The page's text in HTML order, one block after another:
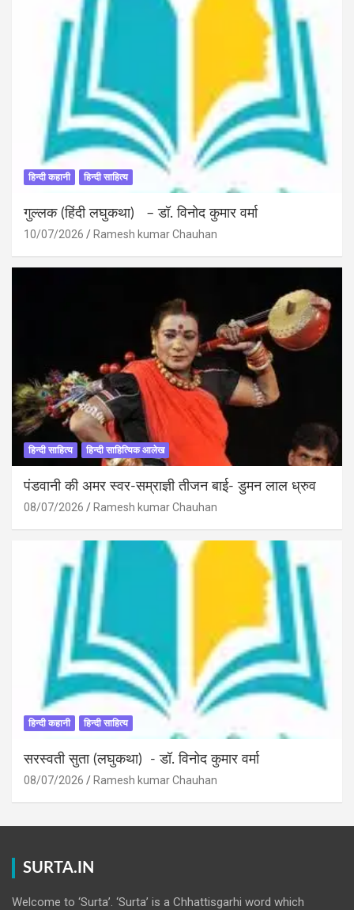
हिन्दी कहानी हिन्दी साहित्य
गुल्लक (हिंदी लघुकथा) – डॉ. विनोद कुमार वर्मा
10/07/2026 Ramesh kumar Chauhan
हिन्दी साहित्य हिन्दी साहित्यिक आलेख
पंडवानी की अमर स्वर-सम्राज्ञी तीजन बाई- डुमन लाल ध्रुव
08/07/2026 Ramesh kumar Chauhan
हिन्दी कहानी हिन्दी साहित्य
सरस्वती सुता (लघुकथा) ​- डॉ. विनोद कुमार वर्मा
08/07/2026 Ramesh kumar Chauhan
SURTA.IN
Welcome to ‘Surta’. ‘Surta’ is a Chhattisgarhi word which